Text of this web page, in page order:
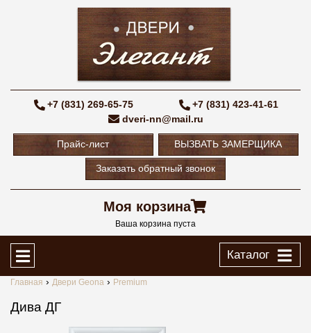
+7 (831) 269-65-75
+7 (831) 423-41-61
dveri-nn@mail.ru
Прайс-лист ВЫЗВАТЬ ЗАМЕРЩИКА
Заказать обратный звонок
Моя корзина
Ваша корзина пуста
Каталог
Главная Двери Geona Premium
Дива ДГ